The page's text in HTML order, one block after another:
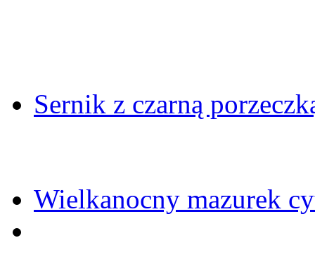
Sernik z czarną
Wielkanocny mazurek